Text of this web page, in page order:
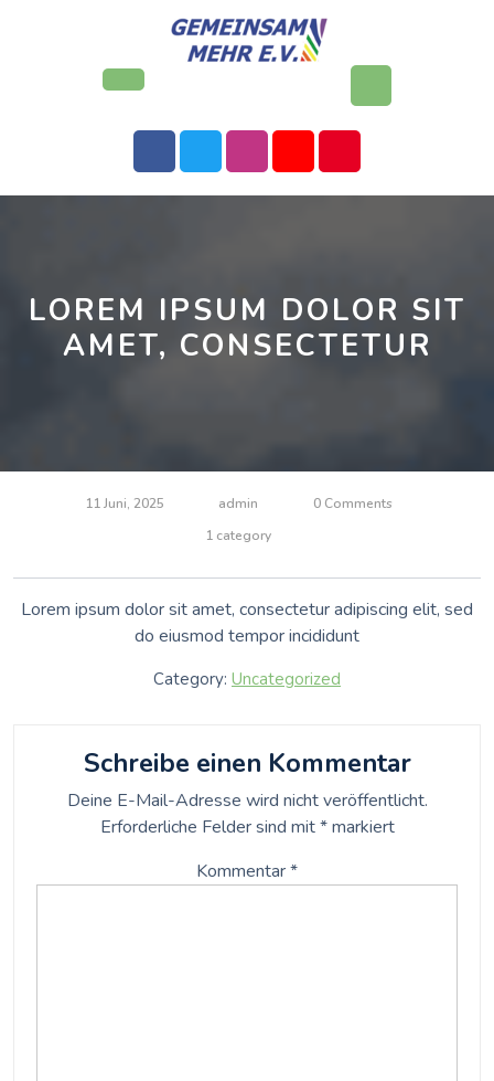
Button
LOREM IPSUM DOLOR SIT
AMET, CONSECTETUR
11 Juni, 2025 admin
0 Comments
1 category
Lorem ipsum dolor sit amet, consectetur adipiscing elit, sed
do eiusmod tempor incididunt
Category: Uncategorized
Schreibe einen Kommentar
Deine E-Mail-Adresse wird nicht veröffentlicht.
Erforderliche Felder sind mit*markiert
Kommentar*